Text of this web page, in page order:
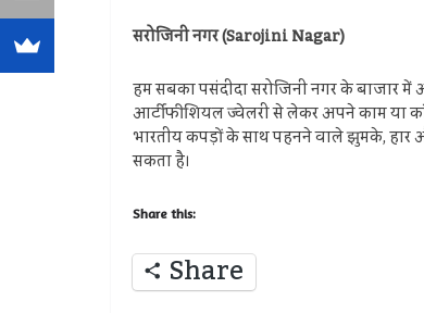
सरोजिनी नगर (Sarojini Nagar)
हम सबका पसंदीदा सरोजिनी नगर के बाजार
आर्टीफीशियल ज्‍वेलरी से लेकर अपने काम या
भारतीय कपड़ों के साथ पहनने वाले झुमके,
सकता है।
Share this:
Share